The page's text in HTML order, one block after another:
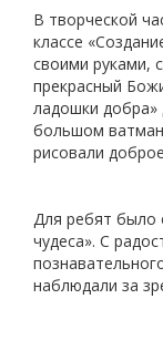
В творческой
классе
своими руками,
прекрасный
ладошки добра»
большом
рисовали
Для ребят было
чудеса». С
наблюдали за